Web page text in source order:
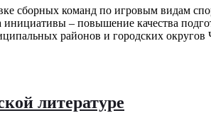
сборных команд по игровым видам
инициативы – повышение качества
районов и городских
литературе